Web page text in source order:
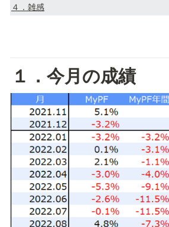
４．雑感
１．今月の成績